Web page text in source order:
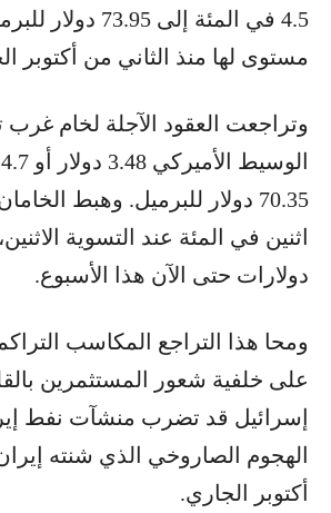
4.5 في المئة إلى
مستوى لها منذ الثاني من أكتوبر
وتراجعت العقود الآجلة لخام
70.35 دولار للبرميل. وهبط
دولارات حتى الآن هذا الأسبوع.
ومحا هذا التراجع المكاسب
على خلفية شعور المستثمرين
إسرائيل قد تضرب منشآت نفط
الهجوم الصاروخي الذي شنته
أكتوبر الجاري.